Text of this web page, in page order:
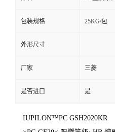
包装规格 25KG/包
外形尺寸
厂家 三菱
是否进口 是
IUPILON™PC GSH2020KR